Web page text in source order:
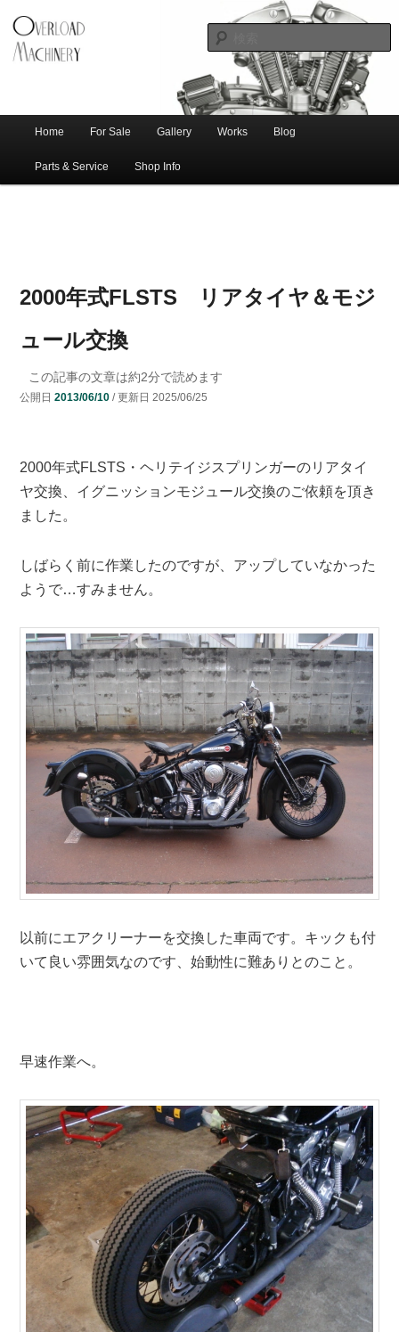
新潟のハー
レー中古車
バーロード
ショベル・アイアンスポーツ・エボビッグツイン＆スポーツスターなどを取
り扱う中古ハーレー専門店。整備・修理・カスタムまで一貫対応します。
ン
メ
イ
テ
ツ
へ
移
サ
ブ
ン
へ
移
動
Home For Sale Gallery Works Blog
Parts & Service Shop Info
2000年式FLSTS リアタイヤ＆モジ
ュール交換
この記事の文章は約2分で読めます
公開日 2013/06/10/ 更新日 2025/06/25
2000年式FLSTS・ヘリテイジスプリンガーのリアタイ
ヤ交換、イグニッションモジュール交換のご依頼を頂き
ました。
しばらく前に作業したのですが、アップしていなかった
ようで…すみません。
以前にエアクリーナーを交換した車両です。キックも付
いて良い雰囲気なのです、始動性に難ありとのこと。
早速作業へ。